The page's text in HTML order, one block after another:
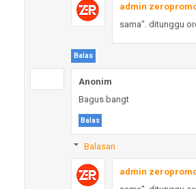
admin
sama". ditunggu
Balas
Anonim
Bagus bangt
Balas
Balasan
admin